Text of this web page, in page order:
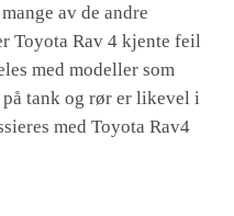
av de andre
Toyota Rav 4 kjente feil
med modeller som
tank og rør er likevel i
med Toyota Rav4